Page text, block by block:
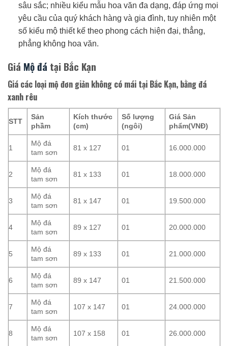
sâu sắc; nhiều kiểu mẫu hoa văn đa dạng, đáp ứng mọi
yêu cầu của quý khách hàng và gia đình, tuy nhiên một
số kiểu mộ thiết kế theo phong cách hiện đại, thẳng,
phẳng không hoa văn.
Giá Mộ đá tại Bắc Kạn
Giá các loại mộ đơn giản không có mái tại Bắc Kạn, bằng đá
xanh rêu
STT
Sản
phầm
Kích thước
(cm)
Số lượng
(ngôi)
Giá Sản
phẩm(VNĐ)
1
Mộ đá
tam sơn
81 x 127 01 16.000.000
2
Mộ đá
tam sơn
81 x 133 01 18.000.000
3
Mộ đá
tam sơn
81 x 147 01 19.500.000
4
Mộ đá
tam sơn
89 x 127 01 20.000.000
5
Mộ đá
tam sơn
89 x 133 01 21.000.000
6
Mộ đá
tam sơn
89 x 147 01 21.500.000
7
Mộ đá
tam sơn
107 x 147 01 24.000.000
8
Mộ đá
tam sơn
107 x 158 01 26.000.000